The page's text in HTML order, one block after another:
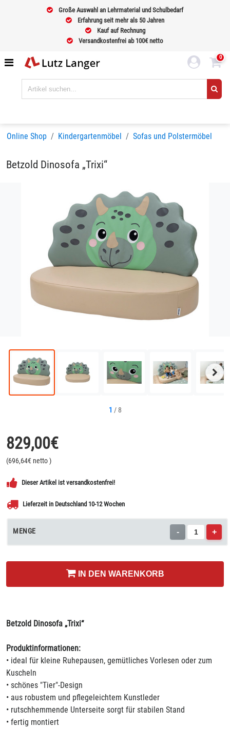
Große Auswahl an Lehrmaterial und Schulbedarf
Erfahrung seit mehr als 50 Jahren
Kauf auf Rechnung
Versandkostenfrei ab 100€ netto
0
Online Shop Kindergartenmöbel Sofas und Polstermöbel
Betzold Dinosofa „Trixi“
1 / 8
829,00€
(696,64€ netto)
Dieser Artikel ist versandkostenfrei!
Lieferzeit in Deutschland 10-12 Wochen
MENGE - +
IN DEN WARENKORB
Betzold Dinosofa „Trixi“
Produktinformationen:
• ideal für kleine Ruhepausen, gemütliches Vorlesen oder zum
Kuscheln
• schönes "Tier"-Design
• aus robustem und pflegeleichtem Kunstleder
• rutschhemmende Unterseite sorgt für stabilen Stand
• fertig montiert